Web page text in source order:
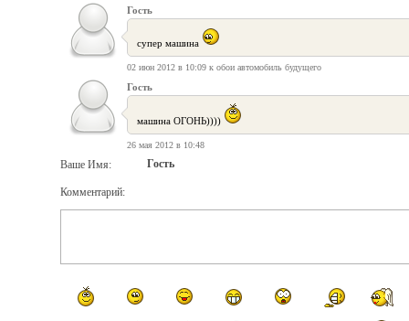
Гость
супер машина
02 июн 2012 в 10:09 к обои автомобиль будущего
Гость
машина ОГОНЬ))))
26 мая 2012 в 10:48
Ваше Имя: Гость
Комментарий: